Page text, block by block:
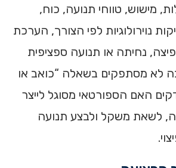
מישוש, טווחי תנועה, כוח,
נוירולוגיות לפי הצורך, הערכת
נחיתה או תנועה ספציפית
לא מסתפקים בשאלה “כואב או
האם הספורטאי מסוגל לייצר
לשאת משקל ולבצע תנועה